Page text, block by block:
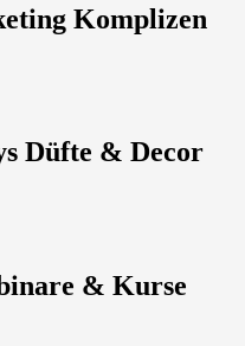
Komplizen
Düfte & Decor
& Kurse